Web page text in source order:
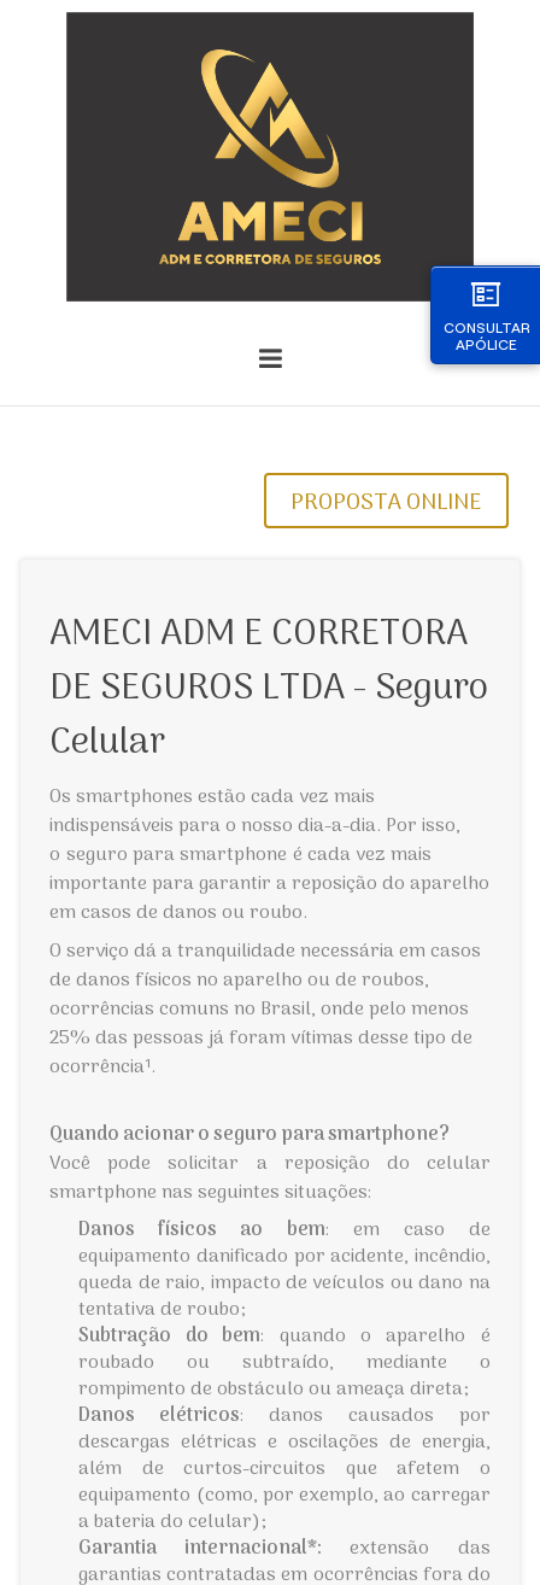
CONSULTAR
APÓLICE
PROPOSTA ONLINE
AMECI ADM E CORRETORA
DE SEGUROS LTDA - Seguro
Celular
Os smartphones estão cada vez mais
indispensáveis para o nosso dia-a-dia. Por isso,
o seguro para smartphone é cada vez mais
importante para garantir a reposição do aparelho
em casos de danos ou roubo.
O serviço dá a tranquilidade necessária em casos
de danos físicos no aparelho ou de roubos,
ocorrências comuns no Brasil, onde pelo menos
25% das pessoas já foram vítimas desse tipo de
ocorrência¹.
Quando acionar o seguro para smartphone?
Você pode solicitar a reposição do celular
smartphone nas seguintes situações:
Danos físicos ao bem: em caso de
equipamento danificado por acidente, incêndio,
queda de raio, impacto de veículos ou dano na
tentativa de roubo;
Subtração do bem: quando o aparelho é
roubado ou subtraído, mediante o
rompimento de obstáculo ou ameaça direta;
Danos elétricos: danos causados por
descargas elétricas e oscilações de energia,
além de curtos-circuitos que afetem o
equipamento (como, por exemplo, ao carregar
a bateria do celular);
Garantia internacional*: extensão das
garantias contratadas em ocorrências fora do